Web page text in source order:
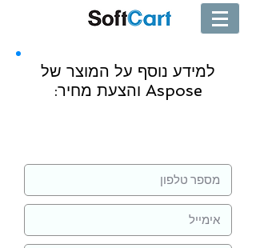
למידע נוסף על המוצר של
Aspose והצעת מחיר: